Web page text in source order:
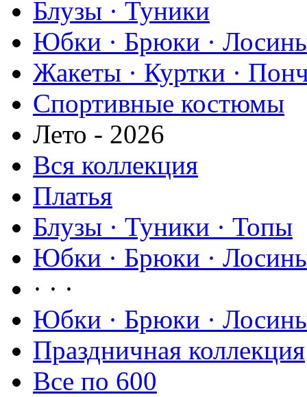
Блузы · Туники
Юбки · Брюки ·
Жакеты · Куртки ·
Спортивные костюмы
Лето - 2026
Вся коллекция
Платья
Блузы · Туники · Топы
Юбки · Брюки ·
· · ·
Юбки · Брюки ·
Праздничная коллекция
Все по 600